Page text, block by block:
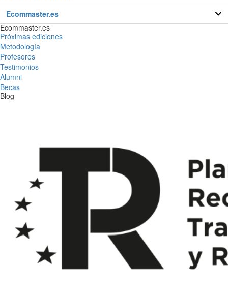
Ecommaster.es
Ecommaster.es
Próximas ediciones
Metodología
Profesores
Testimonios
Alumni
Becas
Blog